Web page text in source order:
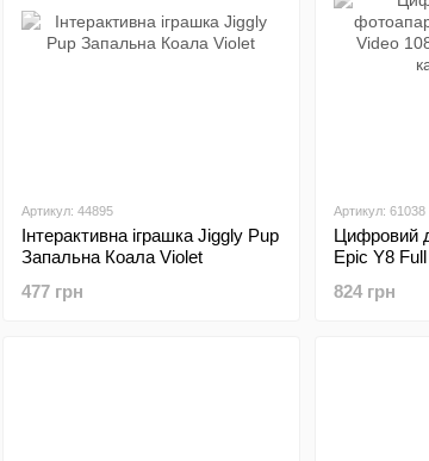
Артикул: 44895
Інтерактивна іграшка Jiggly Pup
Запальна Коала Violet
477 грн
Артикул: 61038
Цифровий
Epic Y8
824 грн